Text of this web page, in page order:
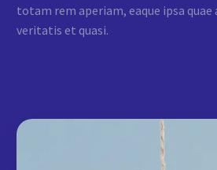
totam rem aperiam, eaque ipsa
veritatis et quasi.